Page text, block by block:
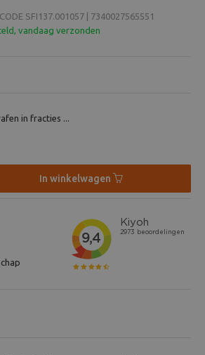
SFI137.001057 | 7340027565551
vandaag verzonden
in fracties ...
In winkelwagen